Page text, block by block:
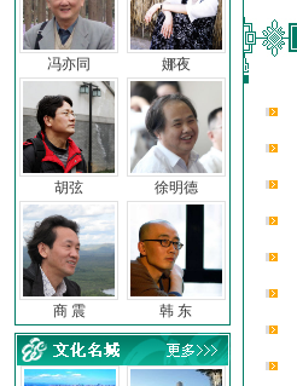
冯亦同 娜夜
胡弦 徐明德
商 震 韩 东